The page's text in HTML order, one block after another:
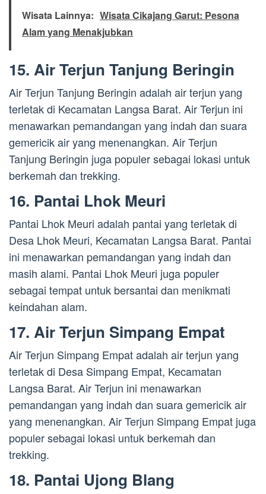
Wisata Lainnya: Wisata Cikajang Garut: Pesona
Alam yang Menakjubkan
15. Air Terjun Tanjung Beringin
Air Terjun Tanjung Beringin adalah air terjun yang
terletak di Kecamatan Langsa Barat. Air Terjun ini
menawarkan pemandangan yang indah dan suara
gemericik air yang menenangkan. Air Terjun
Tanjung Beringin juga populer sebagai lokasi untuk
berkemah dan trekking.
16. Pantai Lhok Meuri
Pantai Lhok Meuri adalah pantai yang terletak di
Desa Lhok Meuri, Kecamatan Langsa Barat. Pantai
ini menawarkan pemandangan yang indah dan
masih alami. Pantai Lhok Meuri juga populer
sebagai tempat untuk bersantai dan menikmati
keindahan alam.
17. Air Terjun Simpang Empat
Air Terjun Simpang Empat adalah air terjun yang
terletak di Desa Simpang Empat, Kecamatan
Langsa Barat. Air Terjun ini menawarkan
pemandangan yang indah dan suara gemericik air
yang menenangkan. Air Terjun Simpang Empat juga
populer sebagai lokasi untuk berkemah dan
trekking.
18. Pantai Ujong Blang